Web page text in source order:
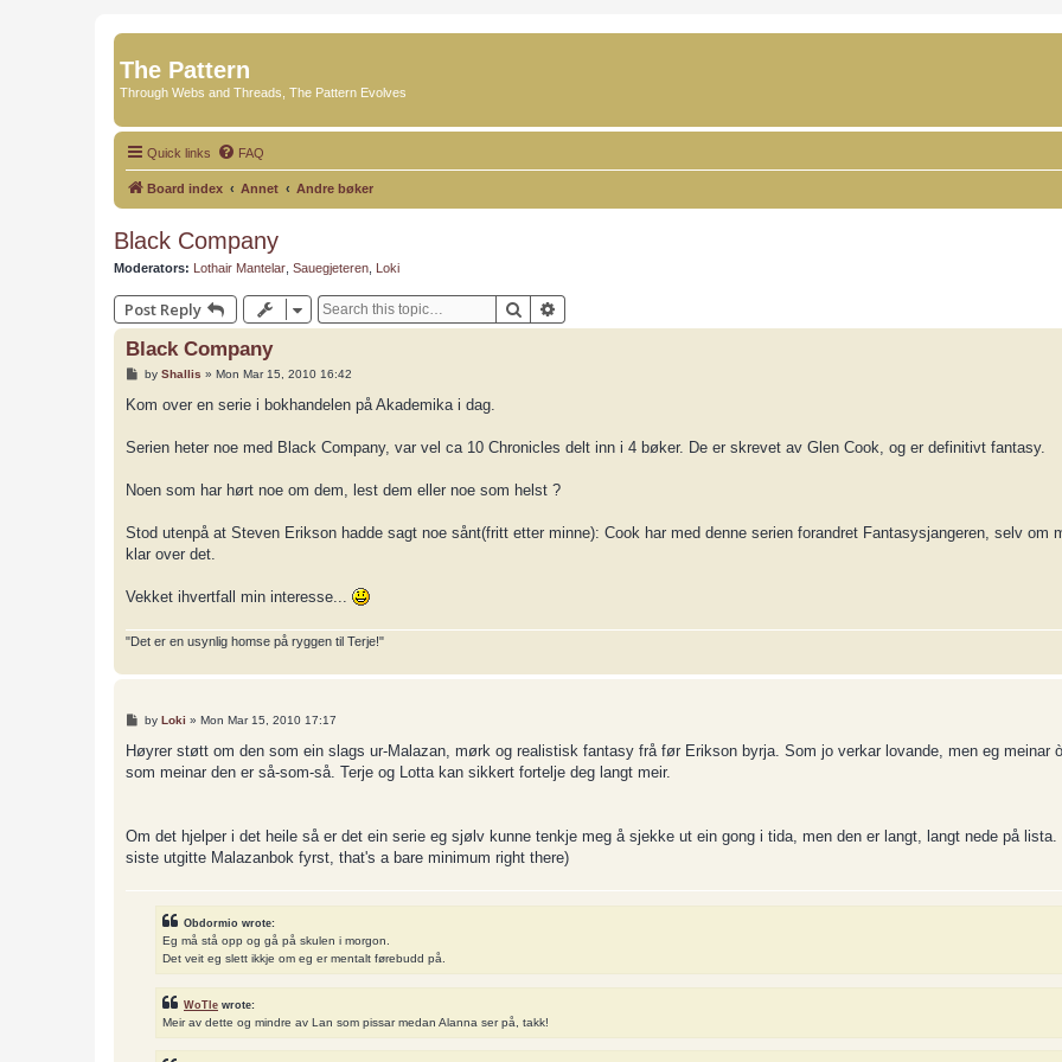
The Pattern
Through Webs and Threads, The Pattern Evolves
Quick links FAQ
Board index Annet Andre bøker
Black Company
Moderators: Lothair Mantelar Sauegjeteren Loki
Post Reply Search
Black Company
P
s
by Shallis » Mon Mar 15, 2010 16:42
Kom over en serie i bokhandelen på Akademika i dag.
Serien heter noe med Black Company, var vel ca 10 Chronicles delt inn i 4 bøker. De er skrevet av Glen Cook, og er definitivt fantasy.
Noen som har hørt noe om dem, lest dem eller noe som helst ?
Stod utenpå at Steven Erikson hadde sagt noe sånt(fritt etter minne): Cook har med denne serien forandret Fantasysjangeren, selv om
klar over det.
Vekket ihvertfall min interesse...
"Det er en usynlig homse på ryggen til Terje!"
P
s
by Loki » Mon Mar 15, 2010 17:17
Høyrer støtt om den som ein slags ur-Malazan, mørk og realistisk fantasy frå før Erikson byrja. Som jo verkar lovande, men eg meinar
som meinar den er så-som-så. Terje og Lotta kan sikkert fortelje deg langt meir.
Om det hjelper i det heile så er det ein serie eg sjølv kunne tenkje meg å sjekke ut ein gong i tida, men den er langt, langt nede på lista.
siste utgitte Malazanbok fyrst, that's a bare minimum right there)
Obdormio wrote:
Eg må stå opp og gå på skulen i morgon.
Det veit eg slett ikkje om eg er mentalt førebudd på.
WoTle wrote:
Meir av dette og mindre av Lan som pissar medan Alanna ser på, takk!